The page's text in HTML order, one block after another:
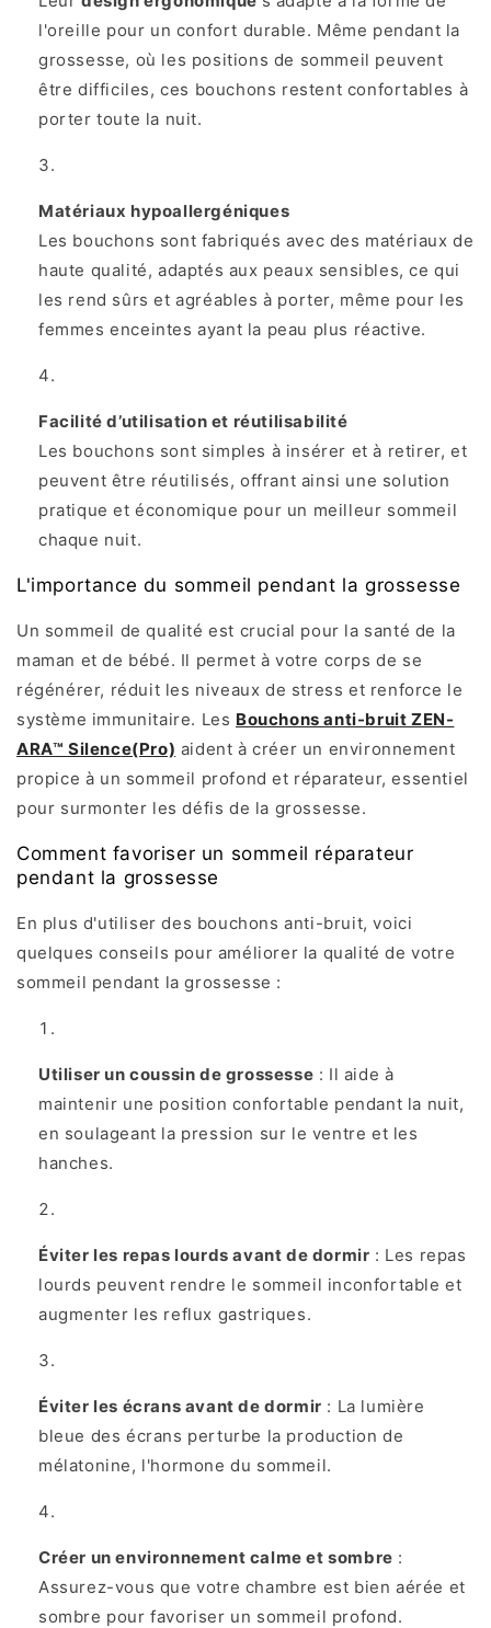
l'oreille pour un confort durable. Même pendant la
grossesse, où les positions de sommeil peuvent
être difficiles, ces bouchons restent confortables à
porter toute la nuit.
Matériaux hypoallergéniques
Les bouchons sont fabriqués avec des matériaux de
haute qualité, adaptés aux peaux sensibles, ce qui
les rend sûrs et agréables à porter, même pour les
femmes enceintes ayant la peau plus réactive.
Facilité d’utilisation et réutilisabilité
Les bouchons sont simples à insérer et à retirer, et
peuvent être réutilisés, offrant ainsi une solution
pratique et économique pour un meilleur sommeil
chaque nuit.
L'importance du sommeil pendant la grossesse
Un sommeil de qualité est crucial pour la santé de la
maman et de bébé. Il permet à votre corps de se
régénérer, réduit les niveaux de stress et renforce le
système immunitaire. Les Bouchons anti-bruit ZEN-
ARA™ Silence(Pro) aident à créer un environnement
propice à un sommeil profond et réparateur, essentiel
pour surmonter les défis de la grossesse.
Comment favoriser un sommeil réparateur
pendant la grossesse
En plus d'utiliser des bouchons anti-bruit, voici
quelques conseils pour améliorer la qualité de votre
sommeil pendant la grossesse :
Utiliser un coussin de grossesse : Il aide à
maintenir une position confortable pendant la nuit,
en soulageant la pression sur le ventre et les
hanches.
Éviter les repas lourds avant de dormir : Les repas
lourds peuvent rendre le sommeil inconfortable et
augmenter les reflux gastriques.
Éviter les écrans avant de dormir : La lumière
bleue des écrans perturbe la production de
mélatonine, l'hormone du sommeil.
Créer un environnement calme et sombre :
Assurez-vous que votre chambre est bien aérée et
sombre pour favoriser un sommeil profond.